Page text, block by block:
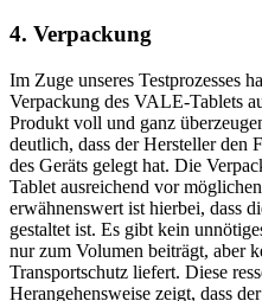
4. Verpackung
Im Zuge unseres Testprozesses
Verpackung des VALE-Tablets
Produkt voll und ganz
deutlich, dass der Hersteller den
des Geräts gelegt hat. Die
Tablet ausreichend vor
erwähnenswert ist hierbei, dass
gestaltet ist. Es gibt kein
nur zum Volumen beiträgt, aber
Transportschutz liefert. Diese
Herangehensweise zeigt, dass